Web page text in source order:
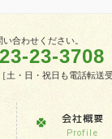
合わせください。
23-3708
土・日・祝日も電話転送受
会社概要
Profile